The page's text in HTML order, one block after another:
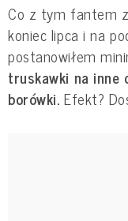
Co z tym fantem
koniec lipca i na
postanowiłem
truskawki na inne
borówki. Efekt?